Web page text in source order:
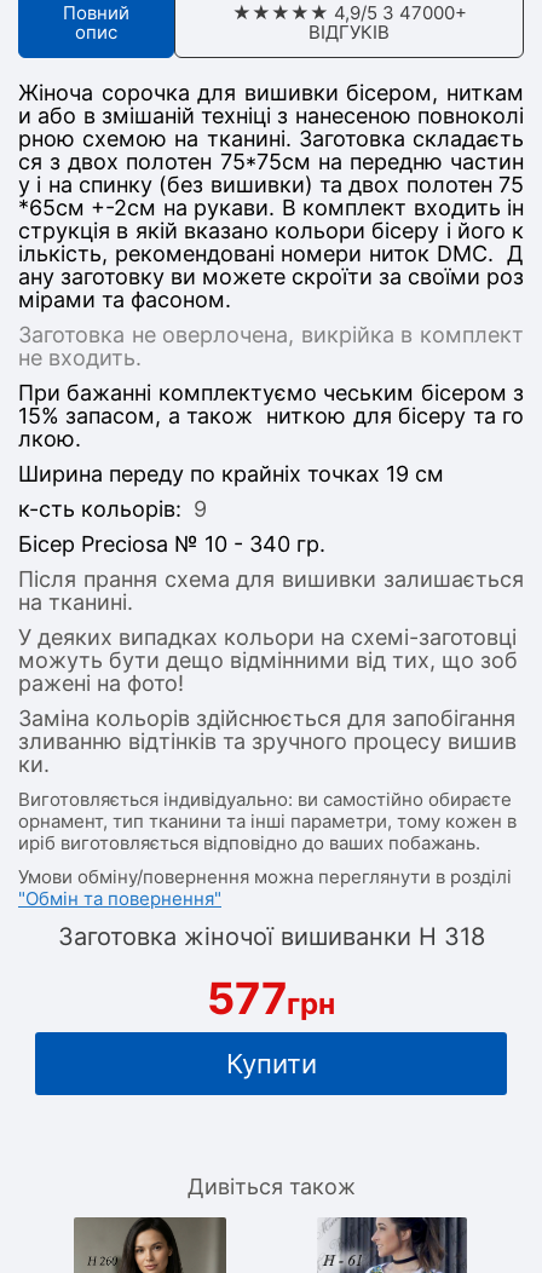
Повний
опис
★★★★★ 4,9/5 З 47000+
ВІДГУКІВ
Жіноча сорочка для вишивки бісером, ниткам
и або в змішаній техніці з нанесеною повноколі
рною схемою на тканині. Заготовка складаєть
ся з двох полотен 75*75см на передню частин
у і на спинку (без вишивки) та двох полотен 75
*65см +-2см на рукави. В комплект входить ін
струкція в якій вказано кольори бісеру і його к
ількість, рекомендовані номери ниток DMC. Д
ану заготовку ви можете скроїти за своїми роз
мірами та фасоном.
Заготовка не оверлочена, викрійка в комплект
не входить.
При бажанні комплектуємо чеським бісером з
15% запасом, а також ниткою для бісеру та го
лкою.
Ширина переду по крайніх точках 19 см
к-сть кольорів: 9
Бісер Preciosa № 10 - 340 гр.
Після прання схема для вишивки залишається
на тканині.
У деяких випадках кольори на схемі-заготовці
можуть бути дещо відмінними від тих, що зоб
ражені на фото!
Заміна кольорів здійснюється для запобігання
зливанню відтінків та зручного процесу вишив
ки.
Виготовляється індивідуально: ви самостійно обираєте
орнамент, тип тканини та інші параметри, тому кожен в
иріб виготовляється відповідно до ваших побажань.
Умови обміну/повернення можна переглянути в розділі
"Обмін та повернення"
Заготовка жіночої вишиванки Н 318
577грн
Купити
Дивіться також